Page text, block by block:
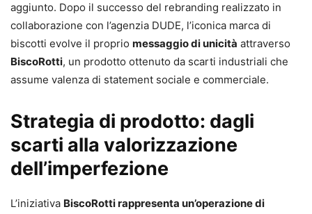
aggiunto. Dopo il successo del rebranding realizzato in
collaborazione con l’agenzia DUDE, l’iconica marca di
biscotti evolve il proprio messaggio di unicità attraverso
BiscoRotti, un prodotto ottenuto da scarti industriali che
assume valenza di statement sociale e commerciale.
Strategia di prodotto: dagli
scarti alla valorizzazione
dell’imperfezione
L’iniziativa BiscoRotti rappresenta un’operazione di